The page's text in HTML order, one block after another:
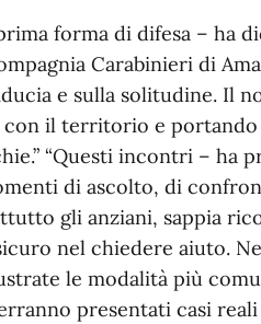
forma di difesa – ha
Carabinieri di
e sulla solitudine. Il
il territorio e
“Questi incontri – ha
di ascolto, di
gli anziani, sappia
nel chiedere aiuto.
le modalità più
presentati casi